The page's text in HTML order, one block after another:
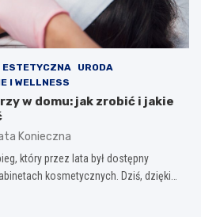
ESTETYCZNA
URODA
I WELLNESS
w domu: jak zrobić i jakie
Konieczna
który przez lata był dostępny
kosmetycznych. Dziś, dzięki…